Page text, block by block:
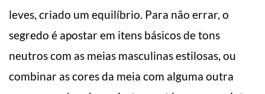
leves, criado um equilíbrio. Para não errar, o
segredo é apostar em itens básicos de tons
neutros com as meias masculinas estilosas, ou
combinar as cores da meia com alguma outra